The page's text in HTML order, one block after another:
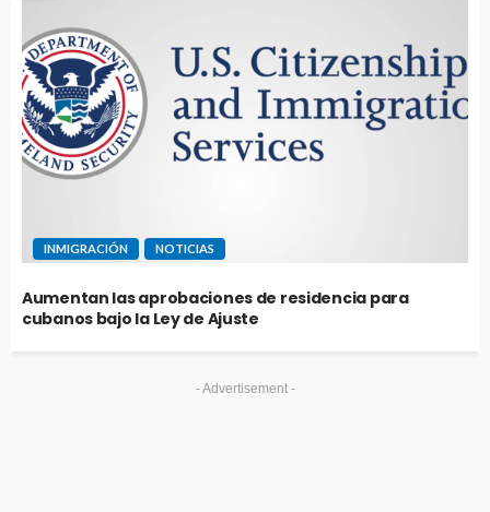
INMIGRACIÓN NOTICIAS
Aumentan las aprobaciones de residencia para
cubanos bajo la Ley de Ajuste
- Advertisement -